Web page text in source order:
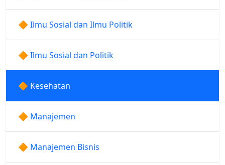
🔶 Ilmu Sosial dan Ilmu Politik
🔶 Ilmu Sosial dan Politik
🔶 Kesehatan
🔶 Manajemen
🔶 Manajemen Bisnis